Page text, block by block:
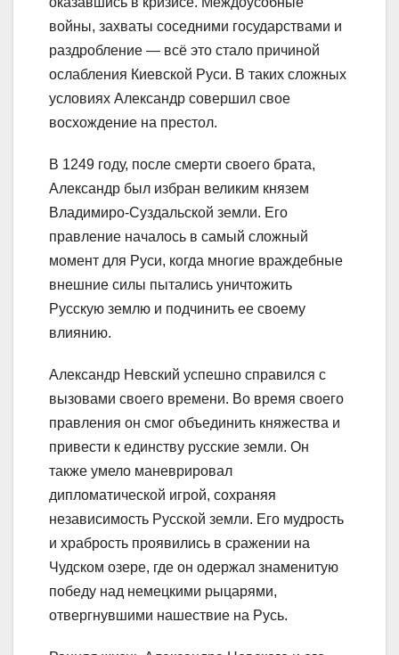
войны, захваты соседними государствами и
раздробление — всё это стало причиной
ослабления Киевской Руси. В таких сложных
условиях Александр совершил свое
восхождение на престол.
В 1249 году, после смерти своего брата,
Александр был избран великим князем
Владимиро-Суздальской земли. Его
правление началось в самый сложный
момент для Руси, когда многие враждебные
внешние силы пытались уничтожить
Русскую землю и подчинить ее своему
влиянию.
Александр Невский успешно справился с
вызовами своего времени. Во время своего
правления он смог объединить княжества и
привести к единству русские земли. Он
также умело маневрировал
дипломатической игрой, сохраняя
независимость Русской земли. Его мудрость
и храбрость проявились в сражении на
Чудском озере, где он одержал знаменитую
победу над немецкими рыцарями,
отвергнувшими нашествие на Русь.